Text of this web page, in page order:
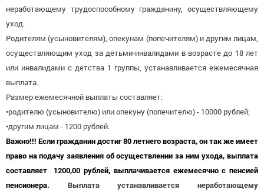
неработающему трудоспособному гражданину, осуществляющему
уход.
Родителям (усыновителям), опекунам (попечителям) и другим лицам,
осуществляющим уход за детьми-инвалидами в возрасте до 18 лет
или инвалидами с детства 1 группы, устанавливается ежемесячная
выплата.
Размер ежемесячной выплаты составляет:
•родителю (усыновителю) или опекуну (попечителю) - 10000 рублей;
•другим лицам - 1200 рублей.
Важно!!! Если гражданин достиг 80 летнего возраста, он так же имеет
право на подачу заявления об осуществлении за ним ухода, выплата
составляет 1200,00 рублей, выплачивается ежемесячно с пенсией
пенсионера. Выплата устанавливается неработающему